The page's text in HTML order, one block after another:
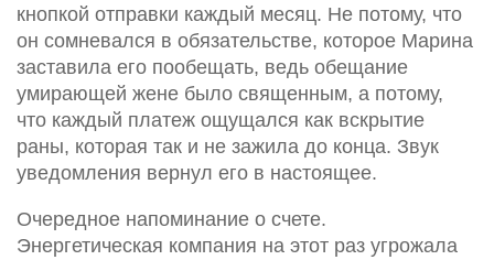
кнопкой отправки каждый месяц. Не потому, что
он сомневался в обязательстве, которое Марина
заставила его пообещать, ведь обещание
умирающей жене было священным, а потому,
что каждый платеж ощущался как вскрытие
раны, которая так и не зажила до конца. Звук
уведомления вернул его в настоящее.
Очередное напоминание о счете.
Энергетическая компания на этот раз угрожала